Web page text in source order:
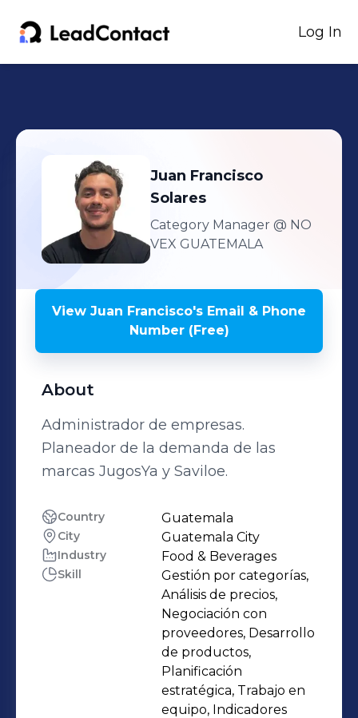
Log In
Juan Francisco
Solares
Category Manager @ NO
VEX GUATEMALA
View Juan Francisco's Email & Phone
Number (Free)
About
Administrador de empresas.
Planeador de la demanda de las
marcas JugosYa y Saviloe.
Country Guatemala
City Guatemala City
Industry Food & Beverages
Skill
Gestión por categorías,
Análisis de precios,
Negociación con
proveedores, Desarrollo
de productos,
Planificación
estratégica, Trabajo en
equipo, Indicadores